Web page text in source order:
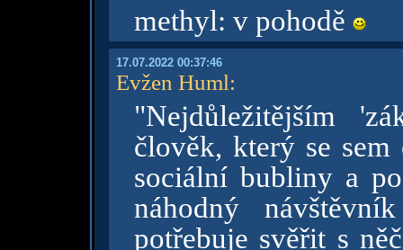
methyl: v pohodě
17.07.2022 00:37:46
Evžen Huml:
"Nejdůležitějším
člověk, který se
sociální bubliny a
náhodný
potřebuje svěřit s